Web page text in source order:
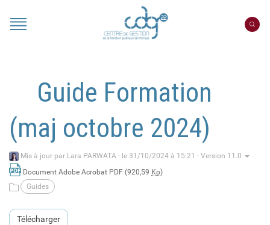
CDG
Guide Formation
(maj octobre 2024)
Mis à jour par Lara PARWATA · le 31/10/2024 à 15:21 · Version 11.0
Document Adobe Acrobat PDF (920,59 Ko)
Guides
Télécharger